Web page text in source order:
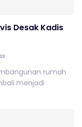
Desak Kadis
rumah
menjadi